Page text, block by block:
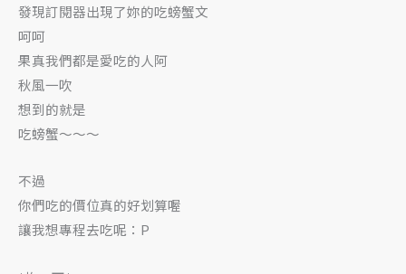
發現訂閱器出現了妳的吃螃蟹文
呵呵
果真我們都是愛吃的人阿
秋風一吹
想到的就是
吃螃蟹～～～
不過
你們吃的價位真的好划算喔
讓我想專程去吃呢：P